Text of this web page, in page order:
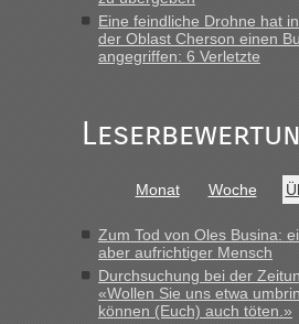
Eine feindliche Drohne hat
der Oblast Cherson einen
angegriffen: 6 Verletzte
Monat Woche
Zum Tod von Oles Busina:
aber aufrichtiger Mensch
Durchsuchung bei der
«Wollen Sie uns etwa
können (Euch) auch töten.»